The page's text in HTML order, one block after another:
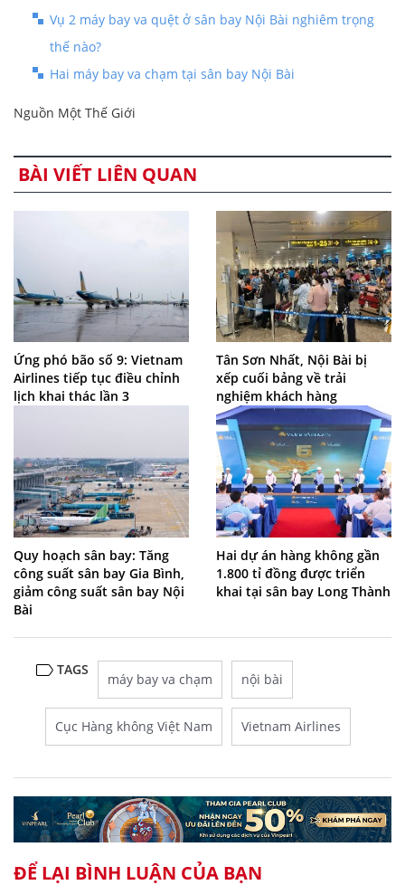
Vụ 2 máy bay va quệt ở sân bay Nội Bài nghiêm trọng
thế nào?
Hai máy bay va chạm tại sân bay Nội Bài
Nguồn Một Thế Giới
BÀI VIẾT LIÊN QUAN
Ứng phó bão số 9: Vietnam
Airlines tiếp tục điều chỉnh
lịch khai thác lần 3
Tân Sơn Nhất, Nội Bài bị
xếp cuối bảng về trải
nghiệm khách hàng
Quy hoạch sân bay: Tăng
công suất sân bay Gia Bình,
giảm công suất sân bay Nội
Bài
Hai dự án hàng không gần
1.800 tỉ đồng được triển
khai tại sân bay Long Thành
TAGS
máy bay va chạm nội bài
Cục Hàng không Việt Nam Vietnam Airlines
ĐỂ LẠI BÌNH LUẬN CỦA BẠN